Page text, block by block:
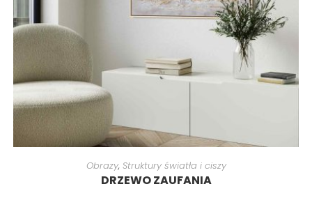
Obrazy, Struktury światła i ciszy
DRZEWO ZAUFANIA